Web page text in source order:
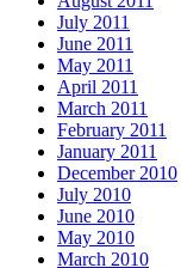
July 2011
June 2011
May 2011
April 2011
March 2011
February 2011
January 2011
December 2010
July 2010
June 2010
May 2010
March 2010